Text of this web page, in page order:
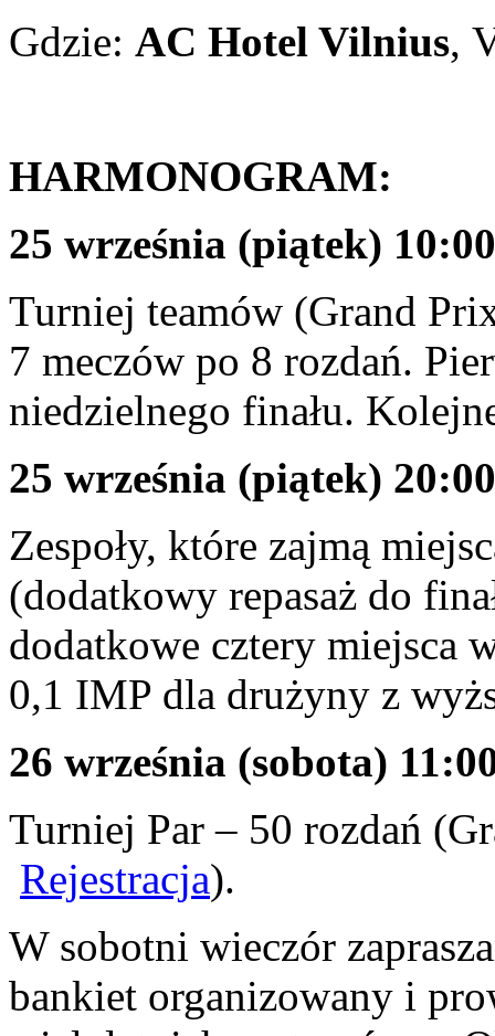
Gdzie: AC Hotel Vilnius,
HARMONOGRAM:
25 września (piątek) 10:00
Turniej teamów (Grand
7 meczów po 8 rozdań.
niedzielnego finału.
25 września (piątek) 20:00
Zespoły, które zajmą
(dodatkowy repasaż do
dodatkowe cztery miejsca
0,1 IMP dla drużyny z
26 września (sobota)
Turniej Par – 50 rozdań
Rejestracja).
W sobotni wieczór
bankiet organizowany i